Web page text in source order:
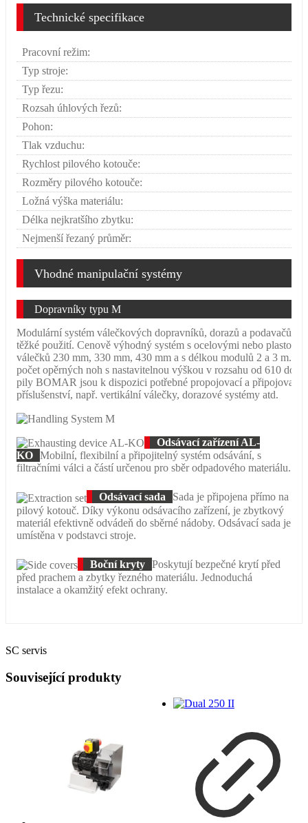
Technické specifikace
Pracovní režim:
Typ stroje:
Typ řezu:
Rozsah úhlových řezů:
Pohon:
Tlak vzduchu:
Rychlost pilového kotouče:
Rozměry pilového kotouče:
Ložná výška materiálu:
Délka nejkratšího zbytku:
Nejmenší řezaný průměr:
Vhodné manipulační systémy
Dopravníky typu M
Modulární systém válečkových dopravníků, dorazů a podavačů
těžké použití. Cenově výhodný systém s ocelovými nebo
válečků 230 mm, 330 mm, 430 mm a s délkou modulů 2 a 3 m.
počet opěrných noh s nastavitelnou výškou v rozsahu od 610 do
pily BOMAR jsou k dispozici potřebné propojovací a připojovací
příslušenství, např. vertikální válečky, dorazové systémy atd.
Odsávací zařízení AL-
KO Mobilní, flexibilní a připojitelný systém odsávání, s
filtračními válci a částí určenou pro sběr odpadového materiálu.
Odsávací sada
Sada je připojena přímo na
pilový kotouč. Díky výkonu odsávacího zařízení, je zbytkový
materiál efektivně odvádeň do sběrné nádoby. Odsávací sada je
umístěna v podstavci stroje.
Boční kryty Poskytují bezpečné krytí před
před prachem a zbytky řezného materiálu. Jednoduchá
instalace a okamžitý efekt ochrany.
SC servis
Související produkty